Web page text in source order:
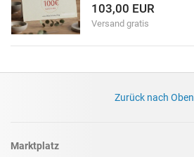
103,00 EUR
Versand gratis
Zurück nach Oben
Marktplatz